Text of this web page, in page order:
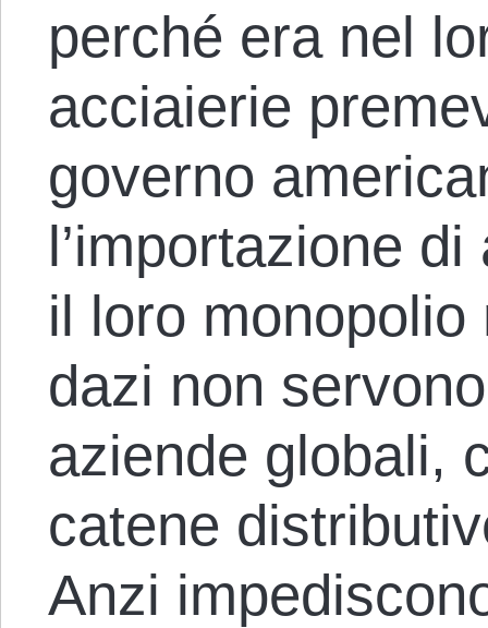
perché era nel
acciaierie
governo
l’importazione
il loro
dazi non
aziende globali,
catene
Anzi